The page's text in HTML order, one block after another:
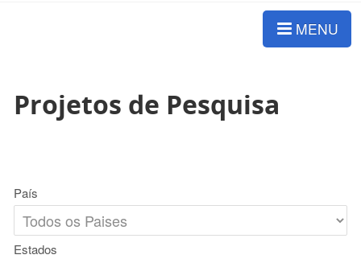
MENU
Projetos de Pesquisa
País
Estados